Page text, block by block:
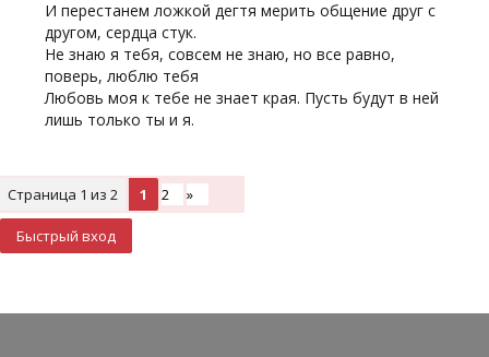
И перестанем ложкой дегтя мерить общение друг с
другом, сердца стук.
Не знаю я тебя, совсем не знаю, но все равно,
поверь, люблю тебя
Любовь моя к тебе не знает края. Пусть будут в ней
лишь только ты и я.
Страница 1 из 2 1 2 »